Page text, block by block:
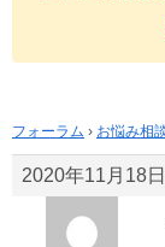
フォーラム › お悩み相
2020年11月18